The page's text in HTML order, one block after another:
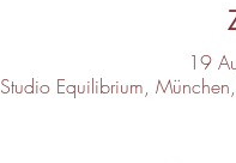
19
Studio Equilibrium,